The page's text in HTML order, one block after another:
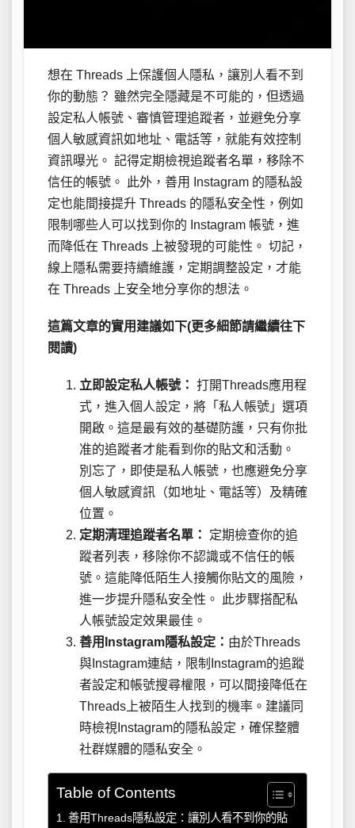
想在 Threads 上保護個人隱私，讓別人看不到
你的動態？ 雖然完全隱藏是不可能的，但透過
設定私人帳號、審慎管理追蹤者，並避免分享
個人敏感資訊如地址、電話等，就能有效控制
資訊曝光。 記得定期檢視追蹤者名單，移除不
信任的帳號。 此外，善用 Instagram 的隱私設
定也能間接提升 Threads 的隱私安全性，例如
限制哪些人可以找到你的 Instagram 帳號，進
而降低在 Threads 上被發現的可能性。 切記，
線上隱私需要持續維護，定期調整設定，才能
在 Threads 上安全地分享你的想法。
這篇文章的實用建議如下(更多細節請繼續往下
閱讀)
立即設定私人帳號： 打開Threads應用程
式，進入個人設定，將「私人帳號」選項
開啟。這是最有效的基礎防護，只有你批
准的追蹤者才能看到你的貼文和活動。
別忘了，即使是私人帳號，也應避免分享
個人敏感資訊（如地址、電話等）及精確
位置。
定期清理追蹤者名單：
定期檢查你的追
蹤者列表，移除你不認識或不信任的帳
號。這能降低陌生人接觸你貼文的風險，
進一步提升隱私安全性。 此步驟搭配私
人帳號設定效果最佳。
善用Instagram隱私設定： 由於Threads
與Instagram連結，限制Instagram的追蹤
者設定和帳號搜尋權限，可以間接降低在
Threads上被陌生人找到的機率。建議同
時檢視Instagram的隱私設定，確保整體
社群媒體的隱私安全。
Table of Contents
善用Threads隱私設定：讓別人看不到你的貼